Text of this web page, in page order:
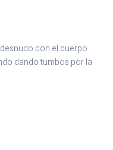
con el cuerpo
dando tumbos por la